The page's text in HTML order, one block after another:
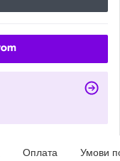
Оплата Умови